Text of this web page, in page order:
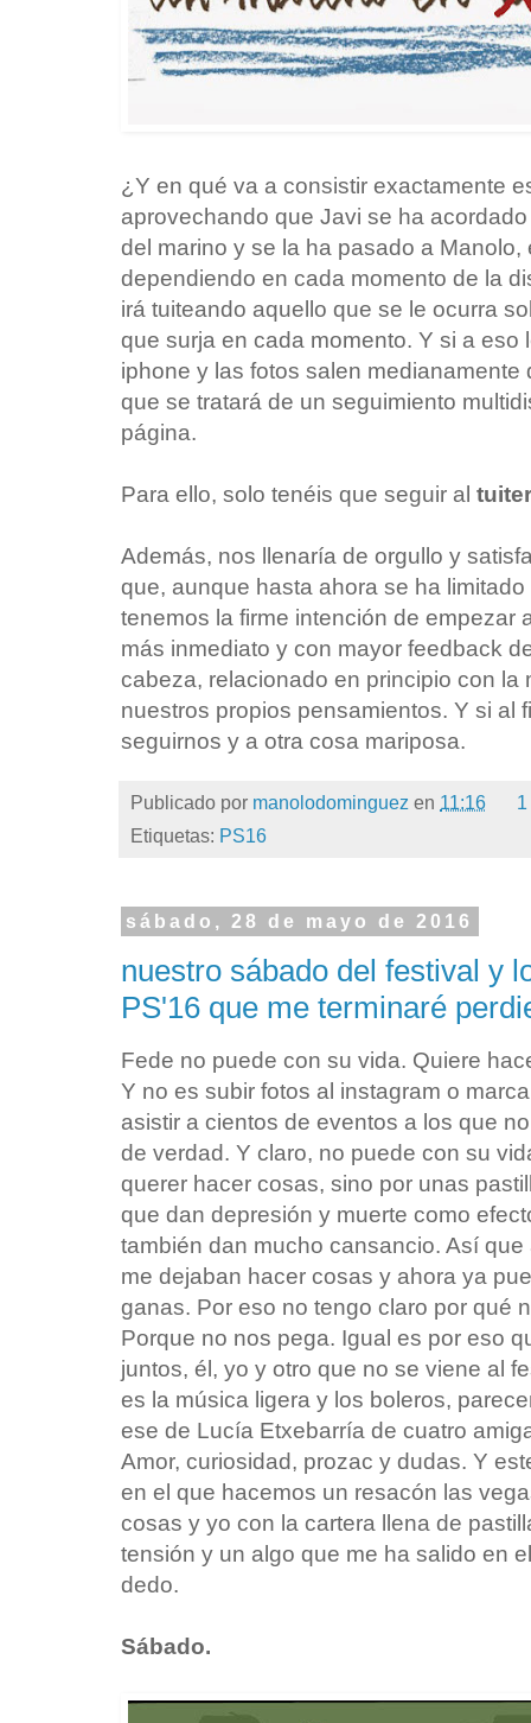
¿Y en qué va a consistir exactamente
aprovechando que Javi se ha
del marino y se la ha pasado a
dependiendo en cada momento de la
irá tuiteando aquello que se le ocurra
que surja en cada momento. Y si a
iphone y las fotos salen
que se tratará de un seguimiento
página.
Para ello, solo tenéis que seguir al
Además, nos llenaría de orgullo y
que, aunque hasta ahora se ha
tenemos la firme intención de empezar
más inmediato y con mayor feedback
cabeza, relacionado en principio con la
nuestros propios pensamientos. Y si al
seguirnos y a otra cosa mariposa.
Publicado por manolodominguez en 11:16
Etiquetas: PS16
sábado, 28 de mayo de 2016
nuestro sábado del festival y
PS'16 que me terminaré
Fede no puede con su vida. Quiere
Y no es subir fotos al instagram o
asistir a cientos de eventos a los que
de verdad. Y claro, no puede con su
querer hacer cosas, sino por unas
que dan depresión y muerte como
también dan mucho cansancio. Así
me dejaban hacer cosas y ahora ya
ganas. Por eso no tengo claro por qué
Porque no nos pega. Igual es por eso
juntos, él, yo y otro que no se viene al
es la música ligera y los boleros,
ese de Lucía Etxebarría de cuatro
Amor, curiosidad, prozac y dudas. Y
en el que hacemos un resacón las
cosas y yo con la cartera llena de
tensión y un algo que me ha salido en
dedo.
Sábado.